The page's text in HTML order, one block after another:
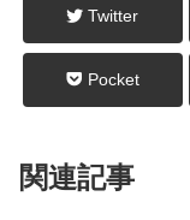
Twitter
Pocket
関連記事